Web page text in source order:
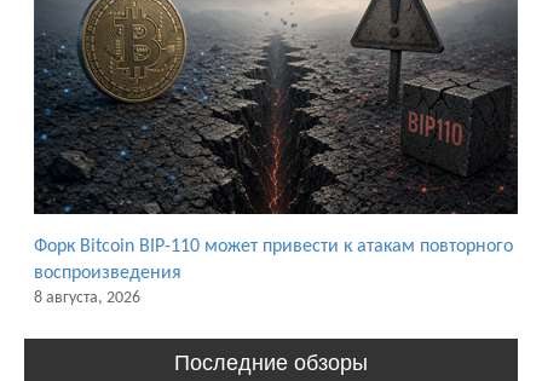
Форк Bitcoin BIP-110 может привести к атакам повторного
воспроизведения
8 августа, 2026
Последние обзоры